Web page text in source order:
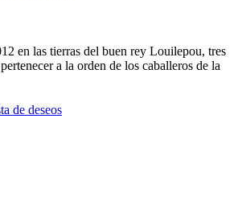
en las tierras del buen rey Louilepou, tres
a la orden de los caballeros de la
de deseos